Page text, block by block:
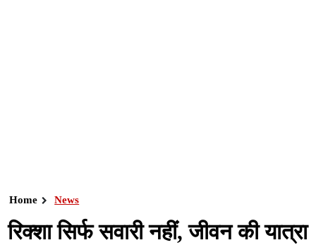
Home News
रिक्शा सिर्फ सवारी नहीं, जीवन की यात्रा